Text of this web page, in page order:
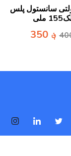
سانستول پلس
ملی
؋